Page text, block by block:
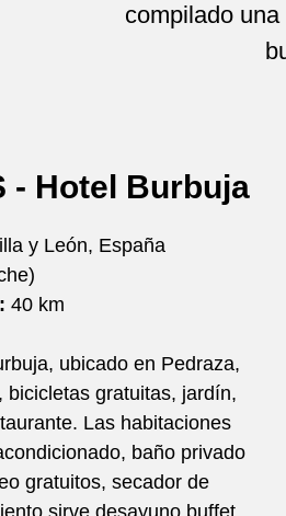
compilado
- Hotel Burbuja
y León, España
40 km
ubicado en Pedraza,
gratuitas, jardín,
Las habitaciones
baño privado
gratuitos, secador de
sirve desayuno buffet,